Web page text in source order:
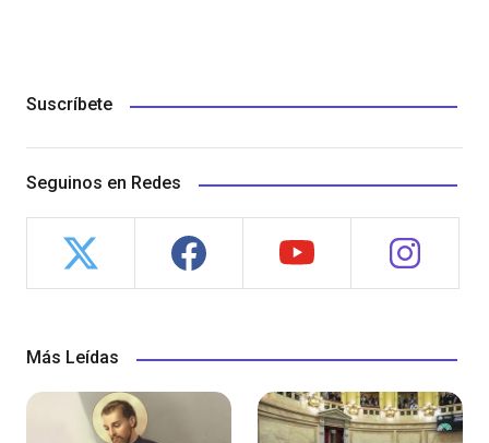
Suscríbete
Seguinos en Redes
Más Leídas